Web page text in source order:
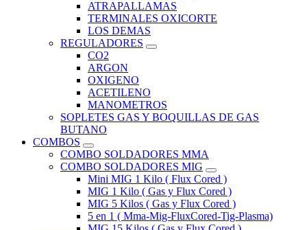
ATRAPALLAMAS
TERMINALES OXICORTE
LOS DEMAS
REGULADORES
CO2
ARGON
OXIGENO
ACETILENO
MANOMETROS
SOPLETES GAS Y BOQUILLAS DE GAS
BUTANO
COMBOS
COMBO SOLDADORES MMA
COMBO SOLDADORES MIG
Mini MIG 1 Kilo ( Flux Cored )
MIG 1 Kilo ( Gas y Flux Cored )
MIG 5 Kilos ( Gas y Flux Cored )
5 en 1 ( Mma-Mig-FluxCored-Tig-Plasma)